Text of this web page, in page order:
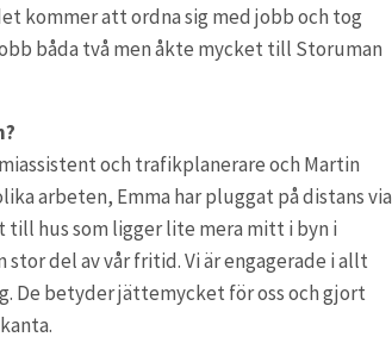
kommer att ordna sig med jobb och tog
båda två men åkte mycket till Storuman
och trafikplanerare och Martin
arbeten, Emma har pluggat på distans via
till hus som ligger lite mera mitt i byn i
stor del av vår fritid. Vi är engagerade i allt
De betyder jättemycket för oss och gjort